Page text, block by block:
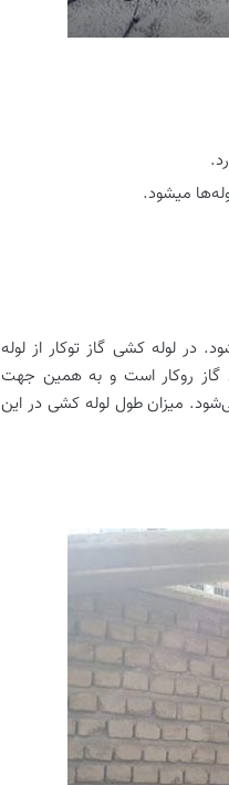
میشود.
در لوله کشی گاز توکار از لوله
گاز روکار است و به همین جهت
میزان طول لوله کشی در این